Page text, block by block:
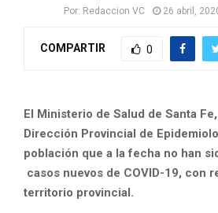
Por: Redaccion VC 26 abril,
COMPARTIR 0
El Ministerio de Salud de Santa
Dirección Provincial de
población que a la fecha no han
casos nuevos de COVID-19, con
territorio provincial.